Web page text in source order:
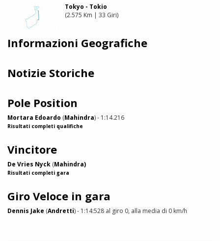
Tokyo - Tokio
(2.575 Km | 33 Giri)
Informazioni Geografiche
Notizie Storiche
Pole Position
Mortara Edoardo (Mahindra) - 1:14.216
Risultati completi qualifiche
Vincitore
De Vries Nyck (Mahindra)
Risultati completi gara
Giro Veloce in gara
Dennis Jake (Andretti) - 1:14:528 al giro 0, alla media di 0 km/h